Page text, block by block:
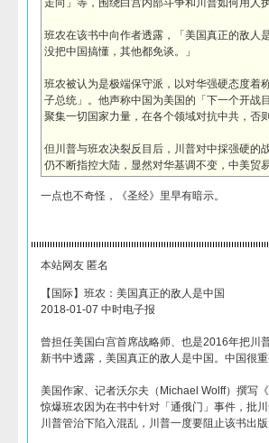
走向」等，围绕白宫内部斗争和川普如何用人
班农在该书中向作者透露，「美国真正的敌人
没把中国搞懂，其他都免谈。」
班农被认为是极端保守派，以对华强硬态度着
子总统」。他声称中国为美国的「下一个开战
聚集一切国家力量，在各个领域对抗中共，否
但川普与班农决裂反目后，川普对中採强硬的
仍不断指控大陆，显然对华基调不变，中美贸
一点也不奇怪，《圣经》里早有暗示。
本站网友 匿名
【国际】班农：美国真正的敌人是中国
2018-01-07 中时电子报
曾担任美国白宫首席战略师、也是2016年把川
新书中透露，美国真正的敌人是中国。中国很
美国作家、记者沃尔夫（Michael Wolff）撰写
惊爆班农因为在书中针对「通俄门」事件，批
川普管治下陷入混乱，川普一度要阻止该书出版